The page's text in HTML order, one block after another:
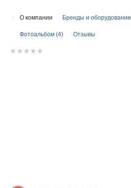
О компании Бренды и оборудование
Фотоальбом (4) Отзывы